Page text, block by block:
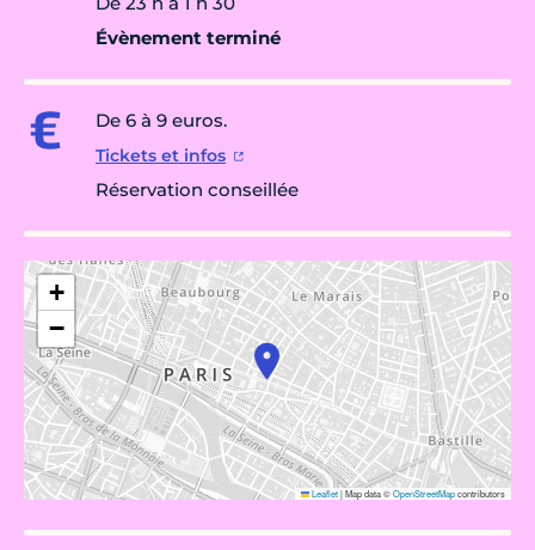
Évènement terminé
De 6 à 9 euros.
Tickets et infos
Réservation conseillée
+
−
Leaflet|Map data ©OpenStreetMapcontributors